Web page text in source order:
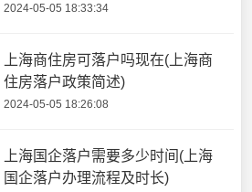
2024-05-05 18:33:34
上海商住房可落户吗现在(上海商
住房落户政策简述)
2024-05-05 18:26:08
上海国企落户需要多少时间(上海
国企落户办理流程及时长)